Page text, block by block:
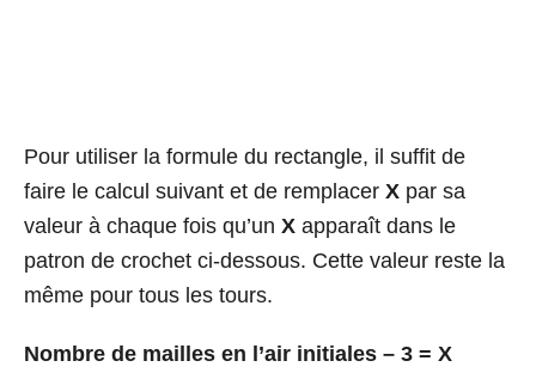
Pour utiliser la formule du rectangle, il suffit de
faire le calcul suivant et de remplacer X par sa
valeur à chaque fois qu’un X apparaît dans le
patron de crochet ci-dessous. Cette valeur reste la
même pour tous les tours.
Nombre de mailles en l’air initiales – 3 = X